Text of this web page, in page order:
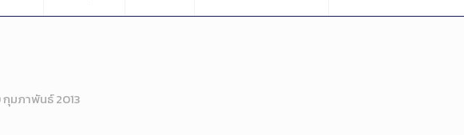
กุมภาพันธ์ 2013